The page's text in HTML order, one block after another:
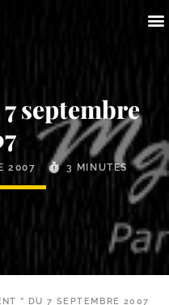
septembre
2007 3 MINUTES
” DU 7 SEPTEMBRE 2007